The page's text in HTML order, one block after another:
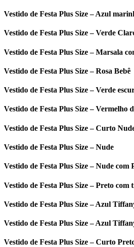
Vestido de Festa Plus Size – Azul
Vestido de Festa Plus Size – Verde
Vestido de Festa Plus Size – Marsala
Vestido de Festa Plus Size – Rosa Bebê
Vestido de Festa Plus Size – Verde
Vestido de Festa Plus Size – Vermelho
Vestido de Festa Plus Size – Curto
Vestido de Festa Plus Size – Nude
Vestido de Festa Plus Size – Nude com
Vestido de Festa Plus Size – Preto com
Vestido de Festa Plus Size – Azul
Vestido de Festa Plus Size – Azul
Vestido de Festa Plus Size – Curto